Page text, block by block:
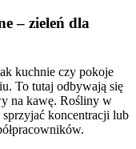
– zieleń dla
kuchnie czy pokoje
To tutaj odbywają się
na kawę. Rośliny w
sprzyjać koncentracji lub